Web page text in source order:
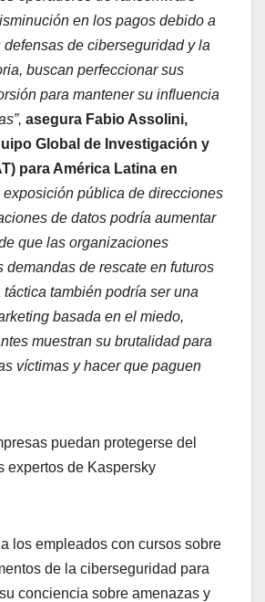
en los pagos debido a
de ciberseguridad y la
buscan perfeccionar sus
para mantener su influencia
asegura Fabio Assolini,
Global de Investigación y
para América Latina en
exposición pública de direcciones
de datos podría aumentar
que las organizaciones
demandas de rescate en futuros
también podría ser una
basada en el miedo,
muestran su brutalidad para
víctimas y hacer que paguen
puedan protegerse del
expertos de Kaspersky
los empleados con cursos sobre
de la ciberseguridad para
conciencia sobre amenazas y